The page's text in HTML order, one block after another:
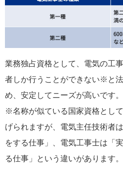
業務独占資格として、電気の工
者しか行うことができない※と
め、安定してニーズが高いです。
※名称が似ている国家資格として
げられますが、電気主任技術者
をする仕事」、電気工事士は「
る仕事」という違いがあります。